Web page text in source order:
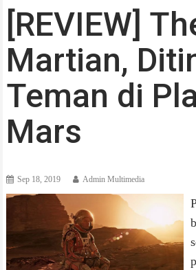
[REVIEW]
Martian,
Teman di
Mars
Sep 18, 2019 Admin Multimedia